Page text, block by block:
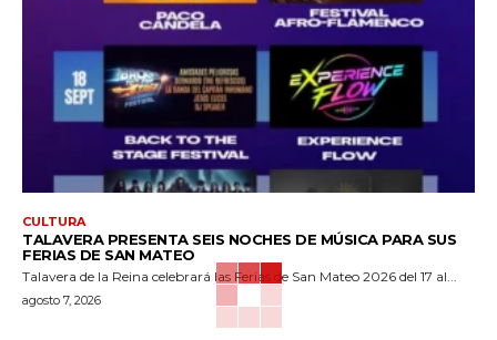
CULTURA
TALAVERA PRESENTA SEIS NOCHES DE MÚSICA PARA SUS
FERIAS DE SAN MATEO
Talavera de la Reina celebrará las Ferias de San Mateo 2026 del 17 al...
agosto 7, 2026